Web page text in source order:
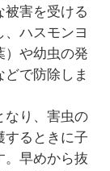
被害を受ける
ハスモンヨ
）や幼虫の発
で防除しま
り、害虫の
するときに子
。早めから抜